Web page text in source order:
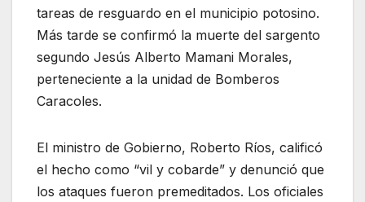
tareas de resguardo en el municipio potosino.
Más tarde se confirmó la muerte del sargento
segundo Jesús Alberto Mamani Morales,
perteneciente a la unidad de Bomberos
Caracoles.
El ministro de Gobierno, Roberto Ríos, calificó
el hecho como “vil y cobarde” y denunció que
los ataques fueron premeditados. Los oficiales